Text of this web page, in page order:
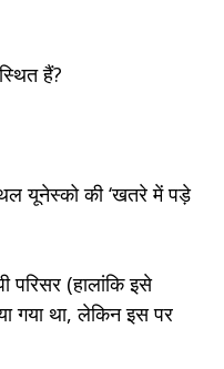
हैं?
यूनेस्को की ‘खतरे में पड़े
परिसर (हालांकि इसे
गया था, लेकिन इस पर